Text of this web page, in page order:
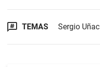
TEMAS Sergio Uñac